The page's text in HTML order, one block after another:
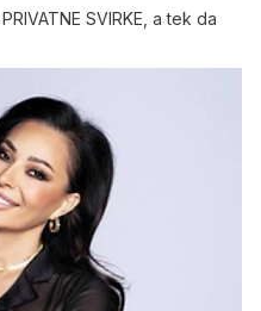
SVIRKE, a tek da